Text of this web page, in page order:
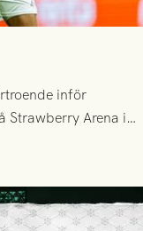
inför
Strawberry Arena i
halvlek av